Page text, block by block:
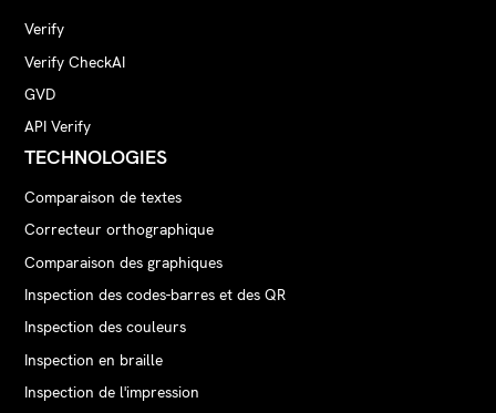
Verify
Verify CheckAI
GVD
API Verify
TECHNOLOGIES
Comparaison de textes
Correcteur orthographique
Comparaison des graphiques
Inspection des codes-barres et des QR
Inspection des couleurs
Inspection en braille
Inspection de l'impression